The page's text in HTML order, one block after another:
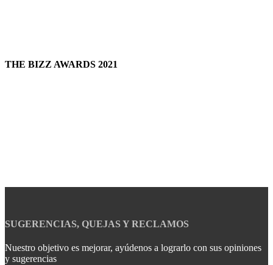
THE BIZZ AWARDS 2021
SUGERENCIAS, QUEJAS Y RECLAMOS
Nuestro objetivo es mejorar, ayúdenos a lograrlo con sus opiniones
y sugerencias